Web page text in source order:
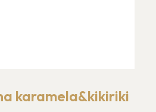
karamela&kikiriki